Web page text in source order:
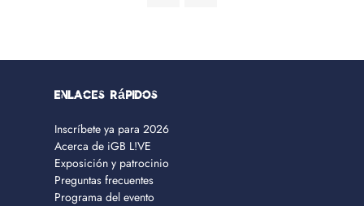
Enlaces rápidos
Inscríbete ya para 2026
Acerca de iGB L!VE
Exposición y patrocinio
Preguntas frecuentes
Programa del evento